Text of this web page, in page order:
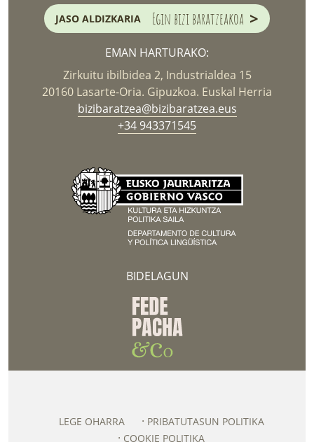
JASO ALDIZKARIA Egin bizi baratzeakoa >
EMAN HARTURAKO:
Zirkuitu ibilbidea 2, Industrialdea 15
20160 Lasarte-Oria. Gipuzkoa. Euskal Herria
bizibaratzea@bizibaratzea.eus
+34 943371545
BIDELAGUN
LEGE OHARRA
PRIBATUTASUN POLITIKA
COOKIE POLITIKA